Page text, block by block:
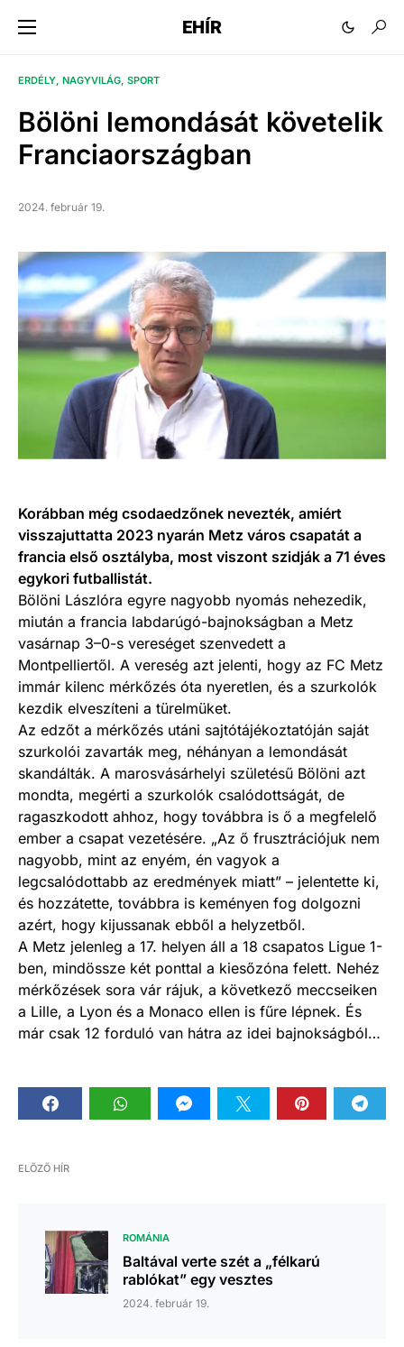
EHÍR
ERDÉLY NAGYVILÁG SPORT
Bölöni lemondását követelik
Franciaországban
2024. február 19.
Korábban még csodaedzőnek nevezték, amiért
visszajuttatta 2023 nyarán Metz város csapatát a
francia első osztályba, most viszont szidják a 71 éves
egykori futballistát.
Bölöni Lászlóra egyre nagyobb nyomás nehezedik,
miután a francia labdarúgó-bajnokságban a Metz
vasárnap 3–0-s vereséget szenvedett a
Montpelliertől. A vereség azt jelenti, hogy az FC Metz
immár kilenc mérkőzés óta nyeretlen, és a szurkolók
kezdik elveszíteni a türelmüket.
Az edzőt a mérkőzés utáni sajtótájékoztatóján saját
szurkolói zavarták meg, néhányan a lemondását
skandálták. A marosvásárhelyi születésű Bölöni azt
mondta, megérti a szurkolók csalódottságát, de
ragaszkodott ahhoz, hogy továbbra is ő a megfelelő
ember a csapat vezetésére. „Az ő frusztrációjuk nem
nagyobb, mint az enyém, én vagyok a
legcsalódottabb az eredmények miatt” – jelentette ki,
és hozzátette, továbbra is keményen fog dolgozni
azért, hogy kijussanak ebből a helyzetből.
A Metz jelenleg a 17. helyen áll a 18 csapatos Ligue 1-
ben, mindössze két ponttal a kiesőzóna felett. Nehéz
mérkőzések sora vár rájuk, a következő meccseiken
a Lille, a Lyon és a Monaco ellen is fűre lépnek. És
már csak 12 forduló van hátra az idei bajnokságból…
ELŐZŐ HÍR
ROMÁNIA
Baltával verte szét a „félkarú
rablókat” egy vesztes
2024. február 19.